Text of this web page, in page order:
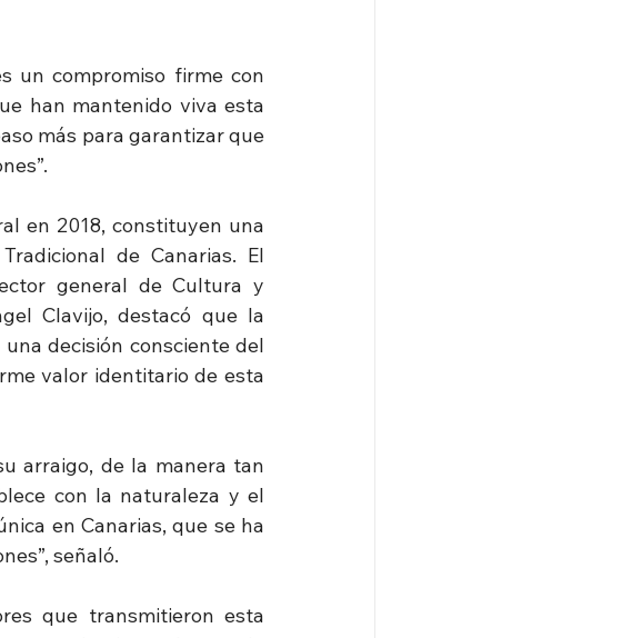
un compromiso firme con
han mantenido viva esta
más para garantizar que
en 2018, constituyen una
de Canarias. El
general de Cultura y
Clavijo, destacó que la
decisión consciente del
valor identitario de esta
arraigo, de la manera tan
con la naturaleza y el
en Canarias, que se ha
señaló.
que transmitieron esta